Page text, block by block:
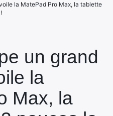
un grand
la
Max, la
la MatePad Pro Max, la tablette